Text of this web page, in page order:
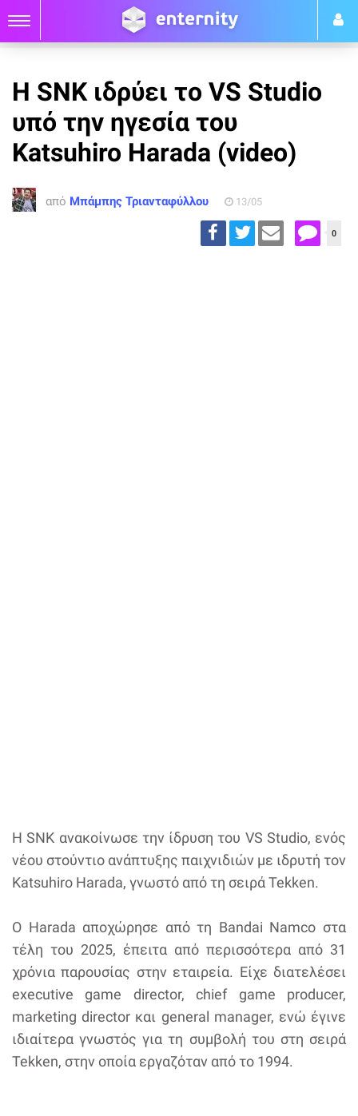
Η SNK ιδρύει το VS Studio
υπό την ηγεσία του
Katsuhiro Harada (video)
από Μπάμπης Τριανταφύλλου 13/05
0
Η SNK ανακοίνωσε την ίδρυση του VS Studio, ενός
νέου στούντιο ανάπτυξης παιχνιδιών με ιδρυτή τον
Katsuhiro Harada, γνωστό από τη σειρά Tekken.
Ο Harada αποχώρησε από τη Bandai Namco στα
τέλη του 2025, έπειτα από περισσότερα από 31
χρόνια παρουσίας στην εταιρεία. Είχε διατελέσει
executive game director, chief game producer,
marketing director και general manager, ενώ έγινε
ιδιαίτερα γνωστός για τη συμβολή του στη σειρά
Tekken, στην οποία εργαζόταν από το 1994.